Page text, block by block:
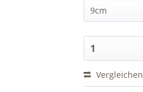
Vergleichen